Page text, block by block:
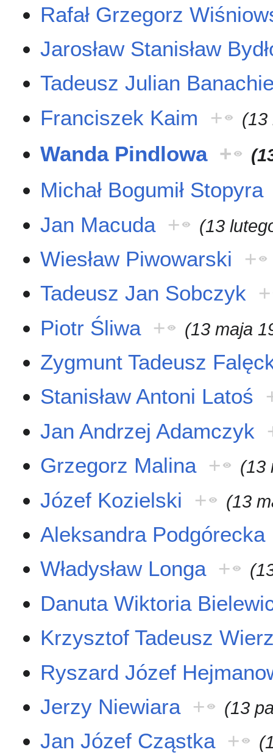
Rafał Grzegorz
Jarosław Stanisław
Tadeusz Julian
Franciszek Kaim
+ (13
Wanda Pindlowa +
Michał Bogumił Stopyra
Jan Macuda + (13
Wiesław Piwowarski
+
Tadeusz Jan Sobczyk +
Piotr Śliwa + (13 maja
Zygmunt Tadeusz
Stanisław Antoni Latoś
Jan Andrzej Adamczyk
Grzegorz Malina + (13
Józef Kozielski + (13
Aleksandra Podgórecka
Władysław Longa +
Danuta Wiktoria
Krzysztof Tadeusz
Ryszard Józef
Jerzy Niewiara + (13
Jan Józef Cząstka +